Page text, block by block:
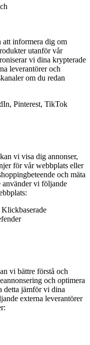
att informera dig om
utanför vår
vi dina krypterade
leverantörer och
om du redan
Pinterest, TikTok
vi visa dig annonser,
för vår webbplats eller
och mäta
använder vi följande
vi bättre förstå och
och optimera
detta jämför vi dina
externa leverantörer